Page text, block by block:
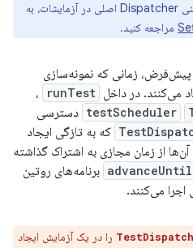
برای یادگیری نحوه جایگزینی Dispatcher اصلی در آزمایشات، به
مراجعه کنید.
پیش‌فرض، زمانی که نمونه‌سازی
می‌کنند. در داخل runTest
،
testScheduler دسترسی
که به تازگی ایجاد
از زمان مجازی به اشتراک گذاشته
برنامه‌های روتین
اجرا می‌کنند.
را در یک آزمایش ایجاد